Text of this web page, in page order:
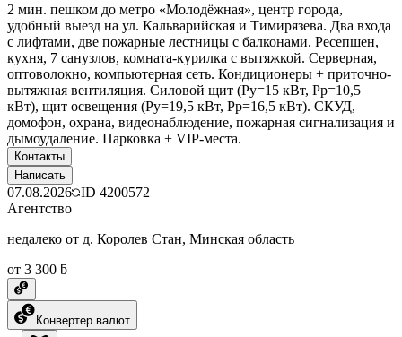
2 мин. пешком до метро «Молодёжная», центр города,
удобный выезд на ул. Кальварийская и Тимирязева. Два входа
с лифтами, две пожарные лестницы с балконами. Ресепшен,
кухня, 7 санузлов, комната-курилка с вытяжкой. Серверная,
оптоволокно, компьютерная сеть. Кондиционеры + приточно-
вытяжная вентиляция. Силовой щит (Ру=15 кВт, Рр=10,5
кВт), щит освещения (Ру=19,5 кВт, Рр=16,5 кВт). СКУД,
домофон, охрана, видеонаблюдение, пожарная сигнализация и
дымоудаление. Парковка + VIP-места.
Контакты
Написать
07.08.2026 ID 4200572
Агентство
недалеко от д. Королев Стан, Минская область
от 3 300 ƃ
Конвертер валют